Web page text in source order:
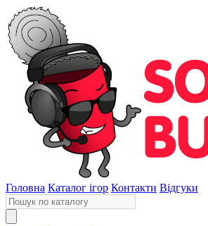
Головна Каталог ігор Контакти Відгуки